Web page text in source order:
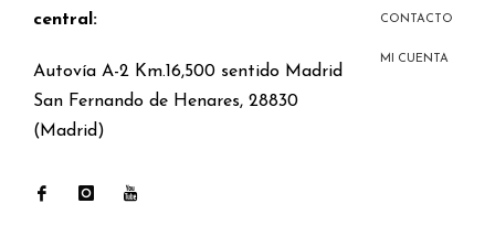
central:
Autovía A-2 Km.16,500 sentido Madrid
San Fernando de Henares, 28830
(Madrid)
CONTACTO
MI CUENTA